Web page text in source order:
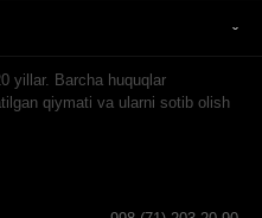
yillar. Barcha huquqlar
qiymati va ularni sotib olish